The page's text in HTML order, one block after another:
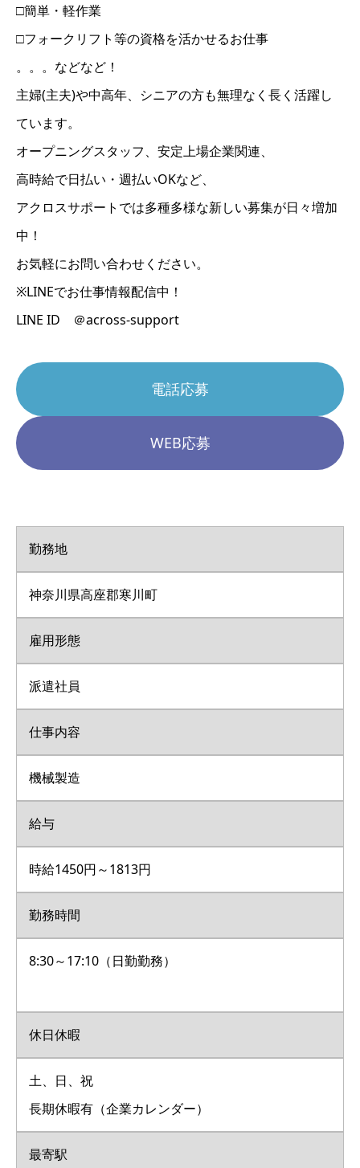
□簡単・軽作業
□フォークリフト等の資格を活かせるお仕事
。。。などなど！
主婦(主夫)や中高年、シニアの方も無理なく長く活躍し
ています。
オープニングスタッフ、安定上場企業関連、
高時給で日払い・週払いOKなど、
アクロスサポートでは多種多様な新しい募集が日々増加
中！
お気軽にお問い合わせください。
※LINEでお仕事情報配信中！
LINE ID ＠across-support
電話応募
WEB応募
勤務地
神奈川県高座郡寒川町
雇用形態
派遣社員
仕事内容
機械製造
給与
時給1450円～1813円
勤務時間
8:30～17:10（日勤勤務）
休日休暇
土、日、祝
長期休暇有（企業カレンダー）
最寄駅